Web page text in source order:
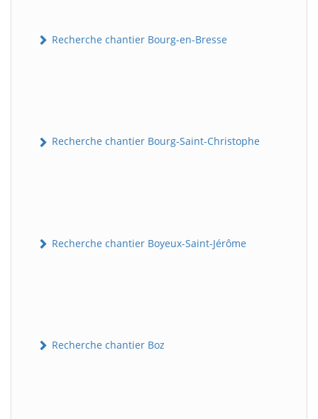
Recherche chantier Bourg-en-Bresse
Recherche chantier Bourg-Saint-Christophe
Recherche chantier Boyeux-Saint-Jérôme
Recherche chantier Boz